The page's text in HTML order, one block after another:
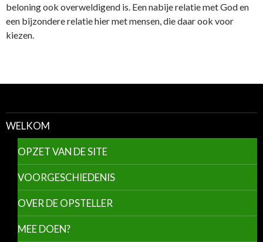
beloning ook overweldigend is. Een nabije relatie met God en
een bijzondere relatie hier met mensen, die daar ook voor
kiezen.
WELKOM
OPZET VAN DE SITE
VOORGESCHIEDENIS
OVER DE OPSTELLER
MEE DOEN?